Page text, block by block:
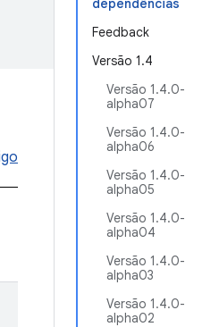
dependências
Feedback
Versão 1.4
Versão 1.4.0-
alpha07
Versão 1.4.0-
alpha06
Versão 1.4.0-
alpha05
Versão 1.4.0-
alpha04
Versão 1.4.0-
alpha03
Versão 1.4.0-
alpha02